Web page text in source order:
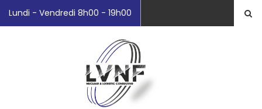
Lundi - Vendredi 8h00 - 19h00